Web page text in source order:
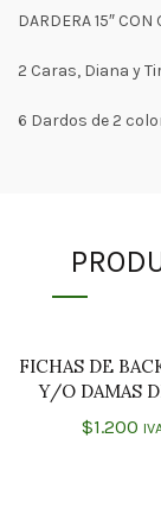
DARDERA 15″
2 Caras, Diana y
6 Dardos de 2
AÑADIR AL
FICHAS DE
Y/O DAMAS
$1.200